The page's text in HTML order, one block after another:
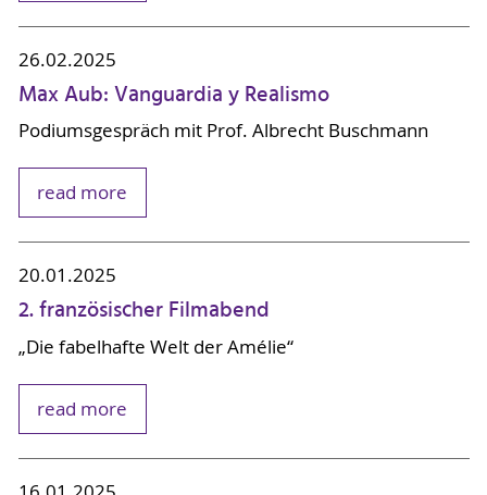
26.02.2025
Max Aub: Vanguardia y Realismo
Podiumsgespräch mit Prof. Albrecht Buschmann
read more
20.01.2025
2. französischer Filmabend
„Die fabelhafte Welt der Amélie“
read more